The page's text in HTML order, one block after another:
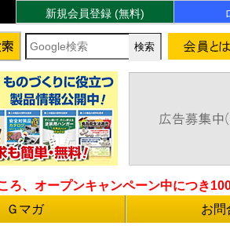
新規会員登録 (無料)
ろ、オープンキャンペーン中につき
Ｇマガ
お問